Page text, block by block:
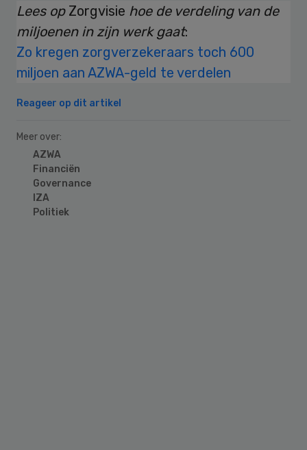
Lees op Zorgvisie hoe de verdeling van de
miljoenen in zijn werk gaat:
Zo kregen zorgverzekeraars toch 600
miljoen aan AZWA-geld te verdelen
Reageer op dit artikel
Meer over:
AZWA
Financiën
Governance
IZA
Politiek